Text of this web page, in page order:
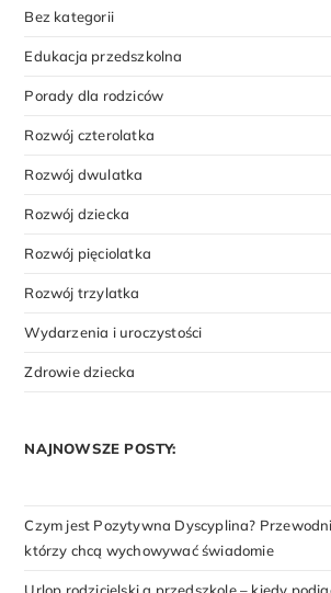
Bez kategorii
Edukacja przedszkolna
Porady dla rodziców
Rozwój czterolatka
Rozwój dwulatka
Rozwój dziecka
Rozwój pięciolatka
Rozwój trzylatka
Wydarzenia i uroczystości
Zdrowie dziecka
NAJNOWSZE POSTY:
Czym jest Pozytywna Dyscyplina?
którzy chcą wychowywać świadomie
Urlop rodzicielski a przedszkole – kiedy